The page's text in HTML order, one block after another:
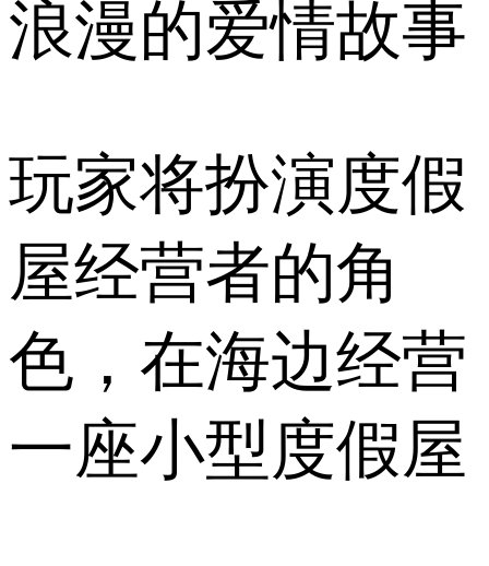
浪漫的爱情故事
玩家将扮演度假
屋经营者的角
色，在海边经营
一座小型度假屋